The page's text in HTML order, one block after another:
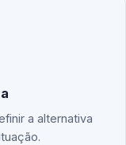
a alternativa